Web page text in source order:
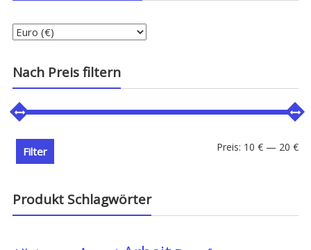
Nach Preis filtern
Filter Preis: 10 € — 20 €
Produkt Schlagwörter